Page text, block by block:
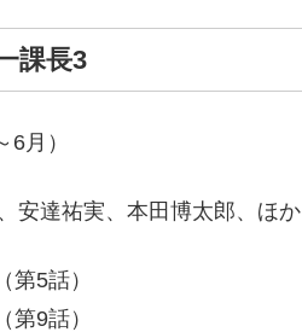
課長3
月）
安達祐実、本田博太郎、ほか
第5話）
第9話）